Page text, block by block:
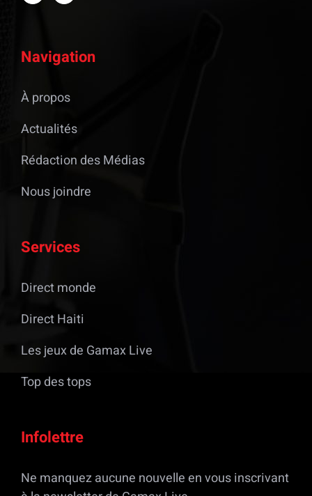
Navigation
À propos
Actualités
Rédaction des Médias
Nous joindre
Services
Direct monde
Direct Haiti
Les jeux de Gamax Live
Top des tops
Infolettre
Ne manquez aucune nouvelle en vous inscrivant